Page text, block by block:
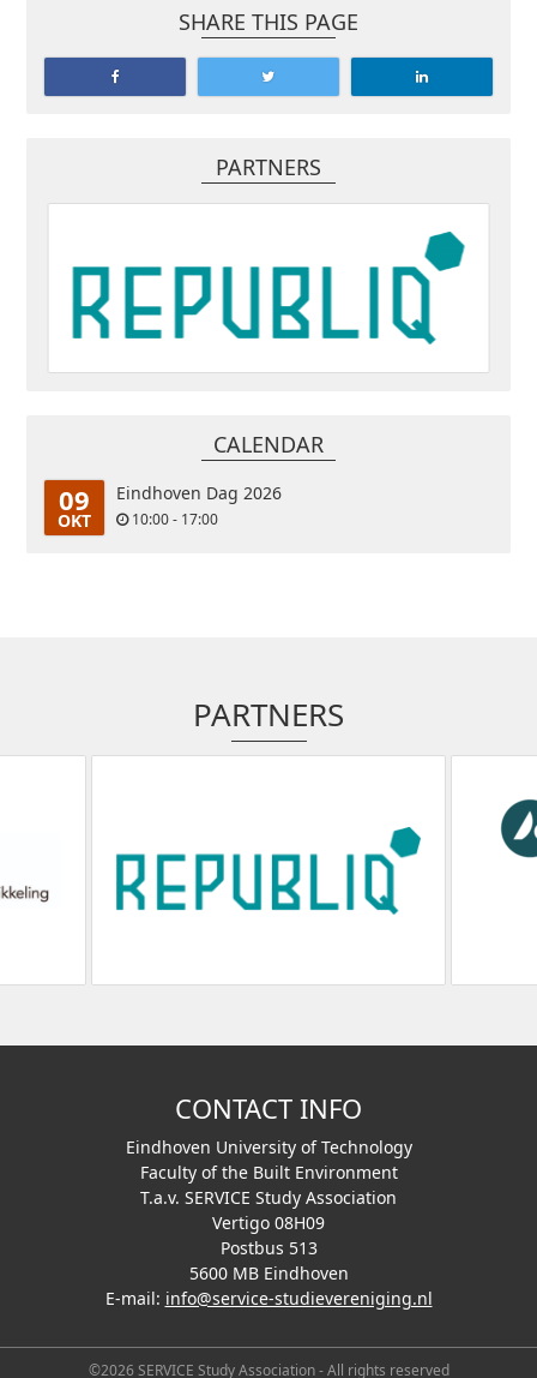
SHARE THIS PAGE
PARTNERS
CALENDAR
09
OKT
Eindhoven Dag 2026
10:00 - 17:00
PARTNERS
CONTACT INFO
Eindhoven University of Technology
Faculty of the Built Environment
T.a.v. SERVICE Study Association
Vertigo 08H09
Postbus 513
5600 MB Eindhoven
E-mail: info@service-studievereniging.nl
©2026 SERVICE Study Association - All rights reserved